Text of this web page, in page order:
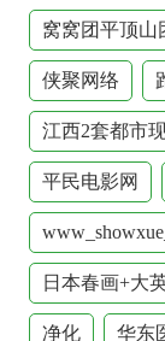
窝窝团平顶山
侠聚网络
江西2套都市
平民电影网
日本春画+大
净化 华东